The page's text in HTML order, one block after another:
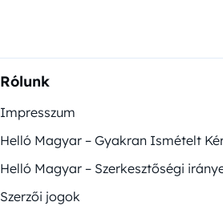
Rólunk
Impresszum
Helló Magyar – Gyakran Ismételt
Helló Magyar – Szerkesztőségi
Szerzői jogok